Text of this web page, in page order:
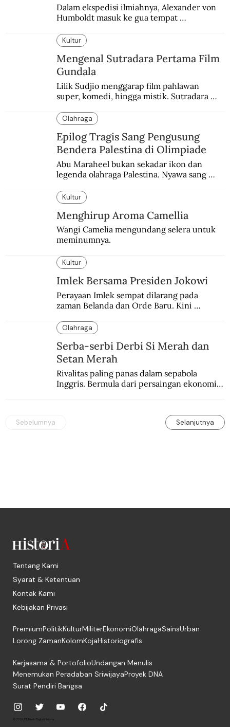
Dalam ekspedisi ilmiahnya, Alexander von
Humboldt masuk ke gua tempat
burung nuri diyakini sebagai penutur
terakhir bahasa suku itu.
Kultur
Mengenal Sutradara Pertama Film
Gundala
Lilik Sudjio menggarap film pahlawan
super, komedi, hingga mistik. Sutradara
Olahraga
Epilog Tragis Sang Pengusung
Bendera Palestina di Olimpiade
Abu Maraheel bukan sekadar ikon dan
legenda olahraga Palestina. Nyawa sang
memblokade Rafah.
Kultur
Menghirup Aroma Camellia
Wangi Camelia mengundang selera untuk
meminumnya.
Kultur
Imlek Bersama Presiden Jokowi
Perayaan Imlek sempat dilarang pada
zaman Belanda dan Orde Baru. Kini
Olahraga
Serba-serbi Derbi Si Merah dan
Setan Merah
Rivalitas paling panas dalam sepabola
Inggris. Bermula dari persaingan ekonomi
Sebelumnya Selanjutnya
Tentang Kami
Syarat & Ketentuan
Kontak Kami
Kebijakan Privasi
PremiumPolitikKulturMiliterEkonomiOlahragaSainsUrban
Lorong ZamanKolomKojaHistoriografis
Kerjasama & PortofolioUndangan Menulis
Menemukan Peradaban SriwijayaProyek DNA
Surat Pendiri Bangsa
© 2026, PT. Media Digital Historia.